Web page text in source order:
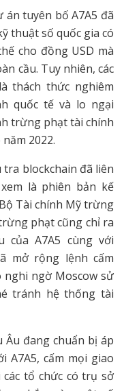
án tuyên bố A7A5 đã
thuật số quốc gia có
cho đồng USD mà
cầu. Tuy nhiên, các
thách thức nghiêm
quốc tế và lo ngại
trừng phạt tài chính
2022.
tra blockchain đã liên
là phiên bản kế
Tài chính Mỹ trừng
phạt cũng chỉ ra
A7A5 cùng với
mở rộng lệnh cấm
nghi ngờ Moscow sử
tránh hệ thống tài
Âu đang chuẩn bị áp
cấm mọi giao
tổ chức có trụ sở